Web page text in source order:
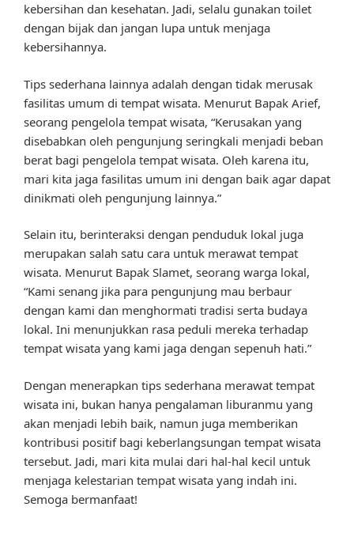
kebersihan dan kesehatan. Jadi, selalu gunakan toilet
dengan bijak dan jangan lupa untuk menjaga
kebersihannya.
Tips sederhana lainnya adalah dengan tidak merusak
fasilitas umum di tempat wisata. Menurut Bapak Arief,
seorang pengelola tempat wisata, “Kerusakan yang
disebabkan oleh pengunjung seringkali menjadi beban
berat bagi pengelola tempat wisata. Oleh karena itu,
mari kita jaga fasilitas umum ini dengan baik agar dapat
dinikmati oleh pengunjung lainnya.”
Selain itu, berinteraksi dengan penduduk lokal juga
merupakan salah satu cara untuk merawat tempat
wisata. Menurut Bapak Slamet, seorang warga lokal,
“Kami senang jika para pengunjung mau berbaur
dengan kami dan menghormati tradisi serta budaya
lokal. Ini menunjukkan rasa peduli mereka terhadap
tempat wisata yang kami jaga dengan sepenuh hati.”
Dengan menerapkan tips sederhana merawat tempat
wisata ini, bukan hanya pengalaman liburanmu yang
akan menjadi lebih baik, namun juga memberikan
kontribusi positif bagi keberlangsungan tempat wisata
tersebut. Jadi, mari kita mulai dari hal-hal kecil untuk
menjaga kelestarian tempat wisata yang indah ini.
Semoga bermanfaat!